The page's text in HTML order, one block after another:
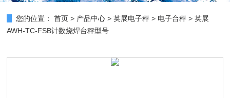
您的位置： 首页 > 产品中心 >英展电子秤 > 电子台秤 > 英展
AWH-TC-FSB计数烧焊台秤型号